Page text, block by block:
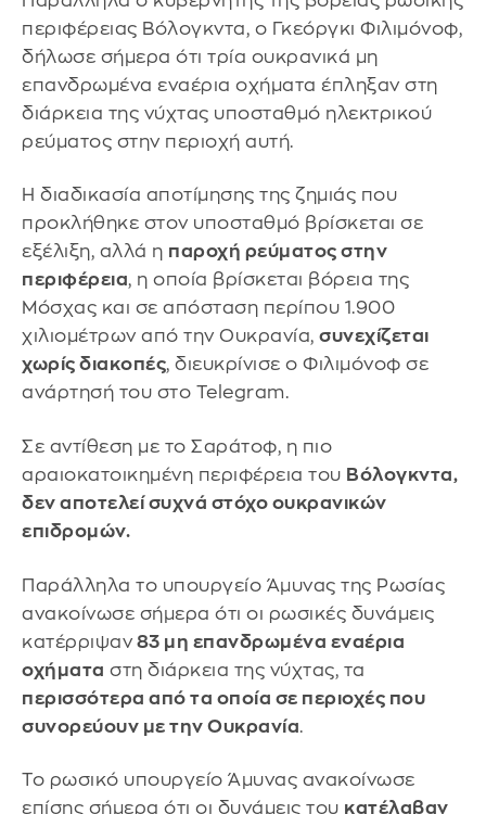
περιφέρειας Βόλογκντα, ο Γκεόργκι Φιλιμόνοφ,
δήλωσε σήμερα ότι τρία ουκρανικά μη
επανδρωμένα εναέρια οχήματα έπληξαν στη
διάρκεια της νύχτας υποσταθμό ηλεκτρικού
ρεύματος στην περιοχή αυτή.
Η διαδικασία αποτίμησης της ζημιάς που
προκλήθηκε στον υποσταθμό βρίσκεται σε
εξέλιξη, αλλά η παροχή ρεύματος στην
περιφέρεια, η οποία βρίσκεται βόρεια της
Μόσχας και σε απόσταση περίπου 1.900
χιλιομέτρων από την Ουκρανία, συνεχίζεται
χωρίς διακοπές, διευκρίνισε ο Φιλιμόνοφ σε
ανάρτησή του στο Telegram.
Σε αντίθεση με το Σαράτοφ, η πιο
αραιοκατοικημένη περιφέρεια του Βόλογκντα,
δεν αποτελεί συχνά στόχο ουκρανικών
επιδρομών.
Παράλληλα το υπουργείο Άμυνας της Ρωσίας
ανακοίνωσε σήμερα ότι οι ρωσικές δυνάμεις
κατέρριψαν 83 μη επανδρωμένα εναέρια
οχήματα στη διάρκεια της νύχτας, τα
περισσότερα από τα οποία σε περιοχές που
συνορεύουν με την Ουκρανία.
Το ρωσικό υπουργείο Άμυνας ανακοίνωσε
επίσης σήμερα ότι οι δυνάμεις του κατέλαβαν